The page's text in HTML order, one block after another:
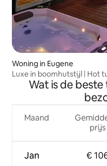
Woning in Eugene
Luxe in boomhutstijl | Hot
Wat is de
Maand
Jan
prijs
€